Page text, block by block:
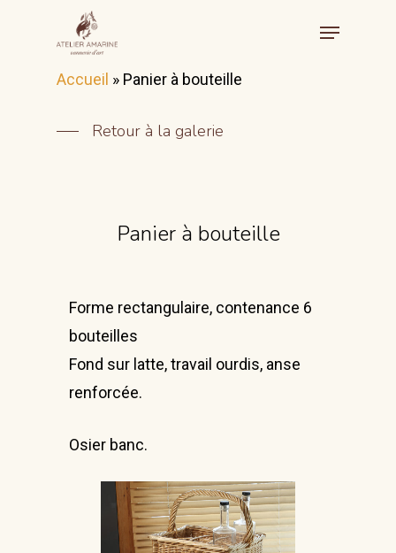
Accueil » Panier à bouteille
Retour à la galerie
Panier à bouteille
Forme rectangulaire, contenance 6
bouteilles
Fond sur latte, travail ourdis, anse
renforcée.
Osier banc.
Accueil
Stages
Informations :
Stéphanie Carteron